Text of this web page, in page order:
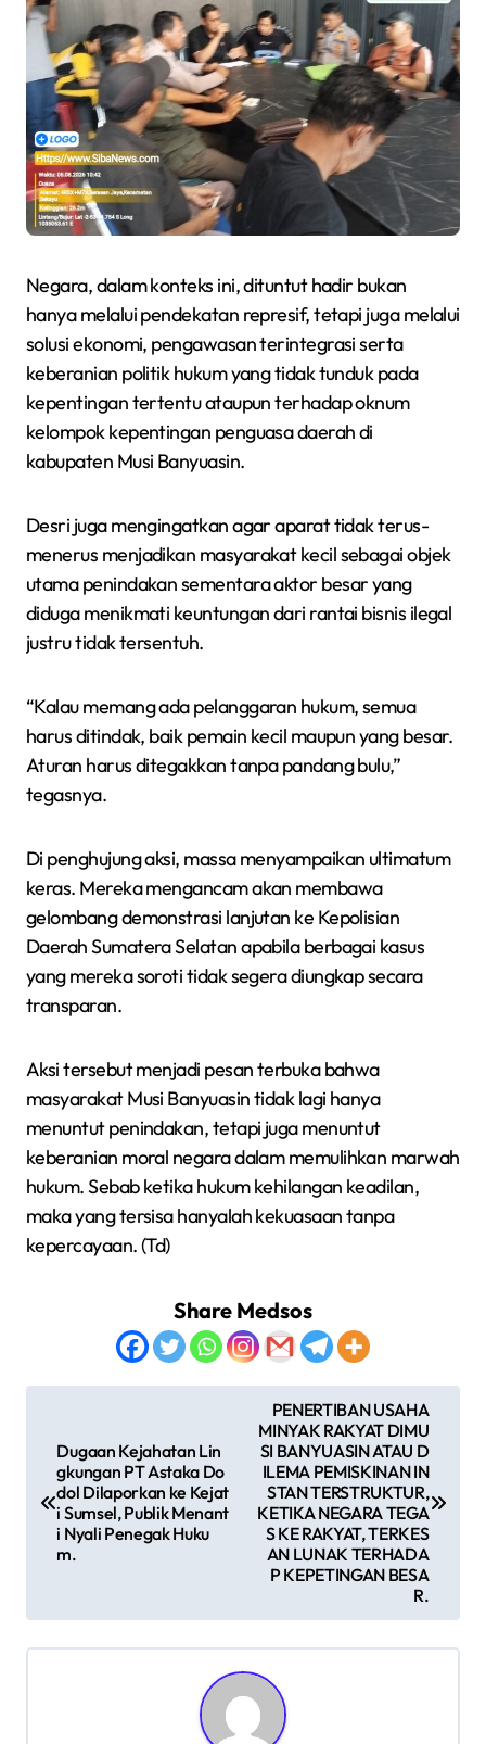
Negara, dalam konteks ini, dituntut hadir bukan
hanya melalui pendekatan represif, tetapi juga melalui
solusi ekonomi, pengawasan terintegrasi serta
keberanian politik hukum yang tidak tunduk pada
kepentingan tertentu ataupun terhadap oknum
kelompok kepentingan penguasa daerah di
kabupaten Musi Banyuasin.
Desri juga mengingatkan agar aparat tidak terus-
menerus menjadikan masyarakat kecil sebagai objek
utama penindakan sementara aktor besar yang
diduga menikmati keuntungan dari rantai bisnis ilegal
justru tidak tersentuh.
“Kalau memang ada pelanggaran hukum, semua
harus ditindak, baik pemain kecil maupun yang besar.
Aturan harus ditegakkan tanpa pandang bulu,”
tegasnya.
Di penghujung aksi, massa menyampaikan ultimatum
keras. Mereka mengancam akan membawa
gelombang demonstrasi lanjutan ke Kepolisian
Daerah Sumatera Selatan apabila berbagai kasus
yang mereka soroti tidak segera diungkap secara
transparan.
Aksi tersebut menjadi pesan terbuka bahwa
masyarakat Musi Banyuasin tidak lagi hanya
menuntut penindakan, tetapi juga menuntut
keberanian moral negara dalam memulihkan marwah
hukum. Sebab ketika hukum kehilangan keadilan,
maka yang tersisa hanyalah kekuasaan tanpa
kepercayaan. (Td)
Share Medsos
s
i
Dugaan Kejahatan Lin
gkungan PT Astaka Do
dol Dilaporkan ke Kejat
i Sumsel, Publik Menant
i Nyali Penegak Huku
m.
PENERTIBAN USAHA
MINYAK RAKYAT DIMU
SI BANYUASIN ATAU D
ILEMA PEMISKINAN IN
STAN TERSTRUKTUR,
KETIKA NEGARA TEGA
S KE RAKYAT, TERKES
AN LUNAK TERHADA
P KEPETINGAN BESA
R.